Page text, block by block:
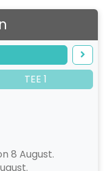
TEE 1
8 August.